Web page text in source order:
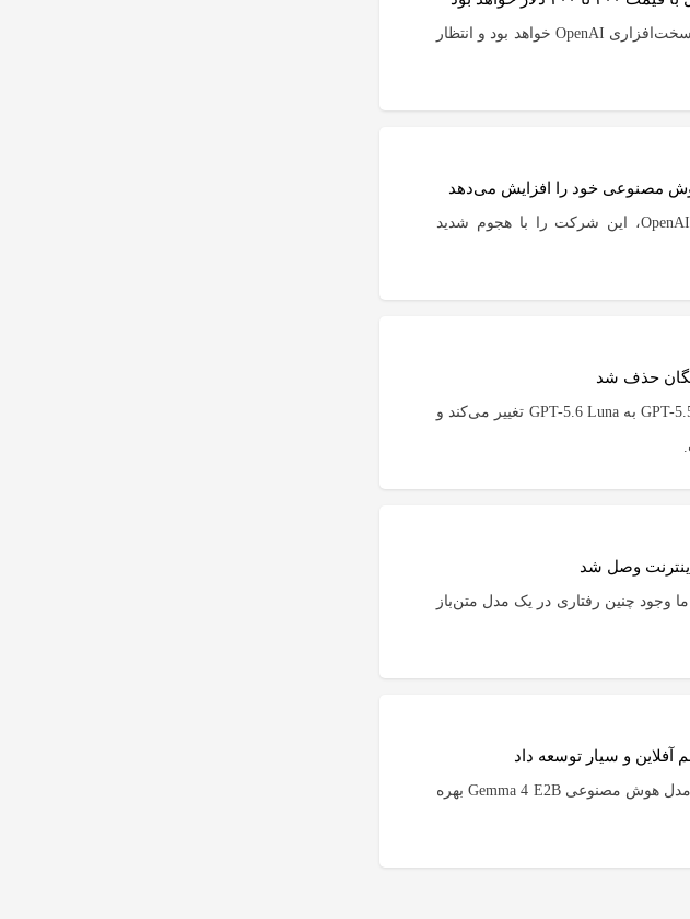
این گجت احتمالاً نخستین عضو از خانواده محصولات سخت‌افزاری OpenAI خواهد بود و انتظار
قیمت‌گذاری اقتصادی مدل‌های DeepSeek در برابر OpenAI، این شرکت را با هجوم شدید
OpenAI اعلام کرده که مدل پیش‌فرض ChatGPT از GPT-5.5 به GPT-5.6 Luna تغییر می‌کند و
وجود چنین رفتاری در یک مدل متن‌باز
این مترجم آفلاین به Raspberry Pi 5 مجهز شده و از مدل هوش مصنوعی Gemma 4 E2B بهره